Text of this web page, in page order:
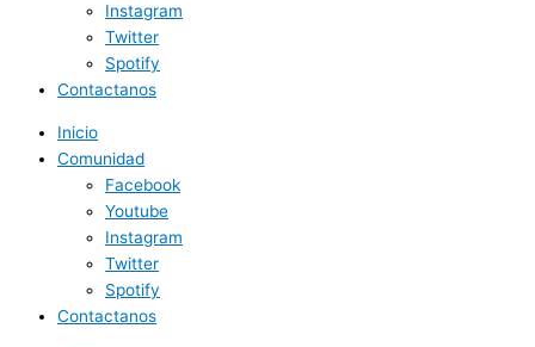
Instagram
Twitter
Spotify
Contactanos
Inicio
Comunidad
Facebook
Youtube
Instagram
Twitter
Spotify
Contactanos